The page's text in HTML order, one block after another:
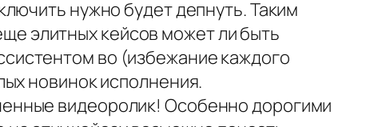
нужно будет депнуть. Таким
элитных кейсов может ли быть
во (избежание каждого
новинок исполнения.
видеоролик! Особенно дорогими